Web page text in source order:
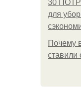
30
для
Почему
ставили